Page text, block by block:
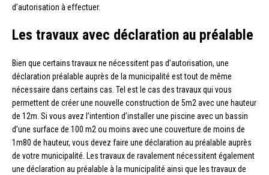
d’autorisation à effectuer.
Les travaux avec déclaration au préalable
Bien que certains travaux ne nécessitent pas d’autorisation, une
déclaration préalable auprès de la municipalité est tout de même
nécessaire dans certains cas. Tel est le cas des travaux qui vous
permettent de créer une nouvelle construction de 5m2 avec une hauteur
de 12m. Si vous avez l’intention d’installer une piscine avec un bassin
d’une surface de 100 m2 ou moins avec une couverture de moins de
1m80 de hauteur, vous devez faire une déclaration au préalable auprès
de votre municipalité. Les travaux de ravalement nécessitent également
une déclaration au préalable à la municipalité ainsi que les travaux de